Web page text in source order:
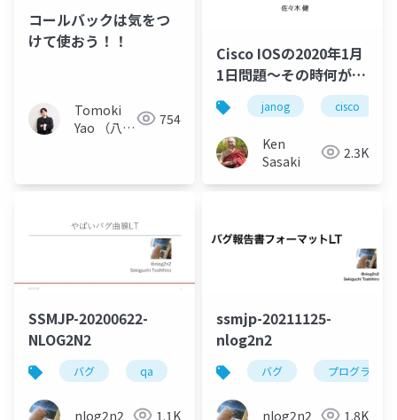
コールバックは気をつ
けて使おう！！
Tomoki
Yao （八尾
754
Cisco IOSの2020年1月
1日問題〜その時何が起
こったか？
janog cisco
Ken
Sasaki
2.3K
SSMJP-20200622-
NLOG2N2
バグ qa ソフトウェアテスト
nlog2n2 1.1K
ssmjp-20211125-
nlog2n2
バグ プログラム
nlog2n2 1.8K